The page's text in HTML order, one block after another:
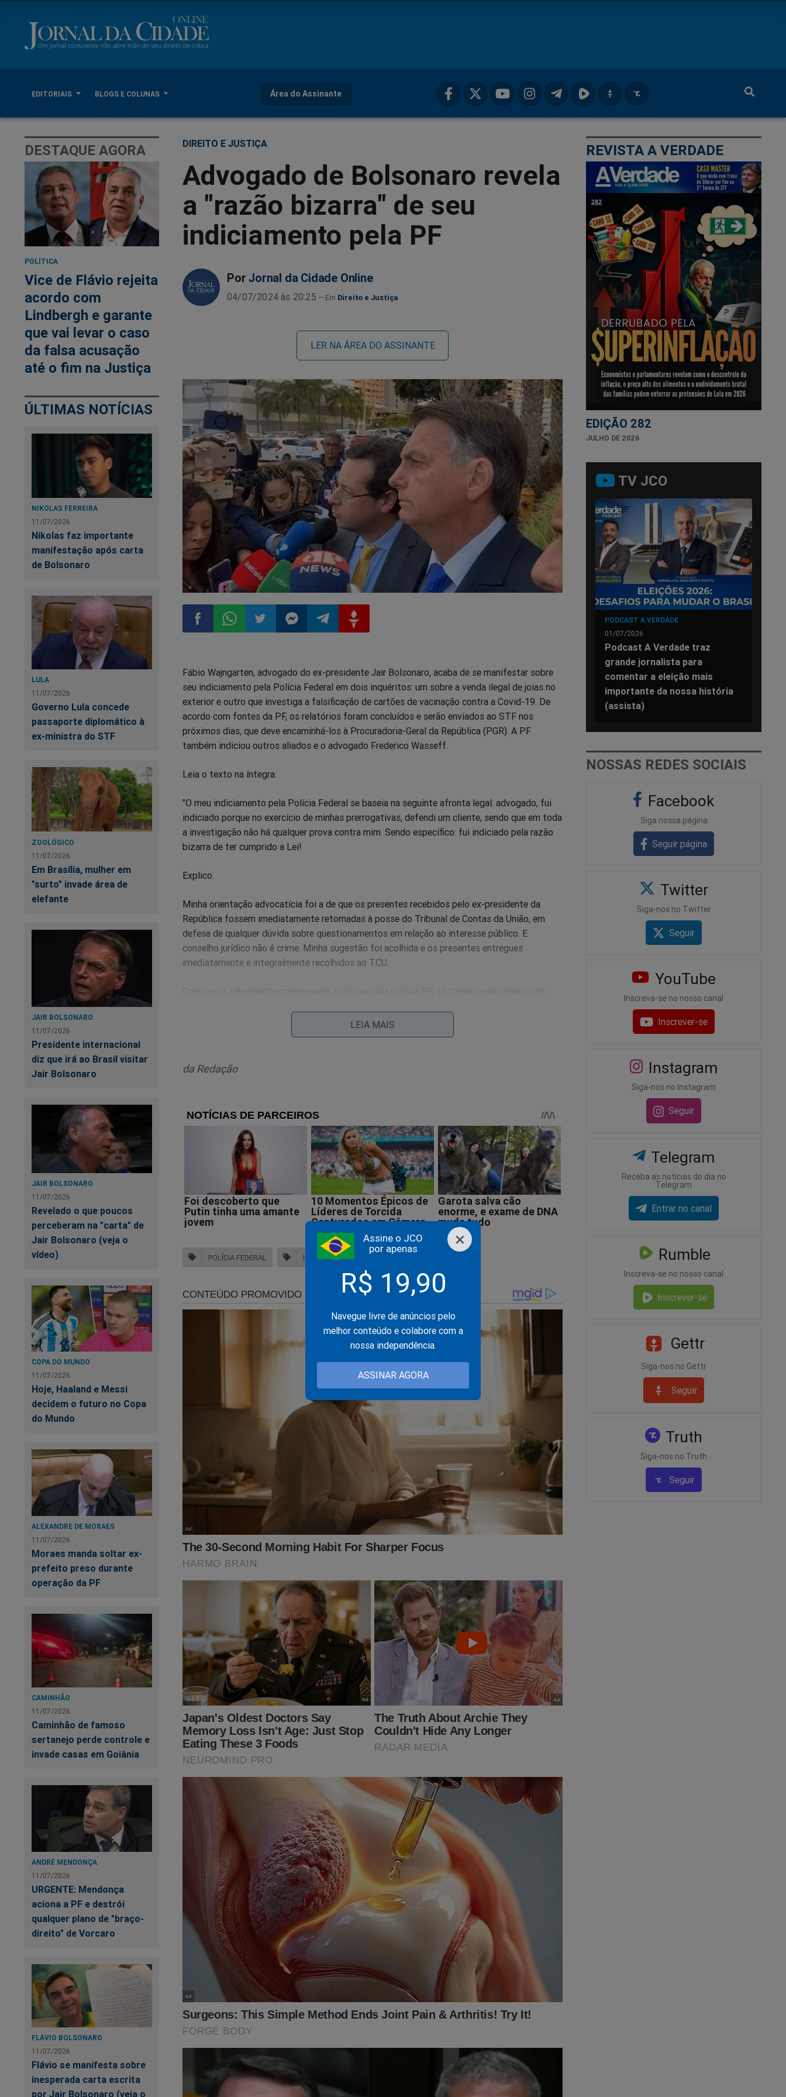
EDITORIAIS BLOGS E COLUNAS Área do Assinante
×
Assine o JCO
por apenas
R$ 19,90
Navegue livre de anúncios pelo
melhor conteúdo e colabore com a
nossa independência.
ASSINAR AGORA
DESTAQUE AGORA
POLÍTICA
Vice de Flávio rejeita
acordo com
Lindbergh e garante
que vai levar o caso
da falsa acusação
até o fim na Justiça
ÚLTIMAS NOTÍCIAS
NIKOLAS FERREIRA
11/07/2026
Nikolas faz importante
manifestação após carta
de Bolsonaro
LULA
11/07/2026
Governo Lula concede
passaporte diplomático à
ex-ministra do STF
ZOOLÓGICO
11/07/2026
Em Brasília, mulher em
"surto" invade área de
elefante
JAIR BOLSONARO
11/07/2026
Presidente internacional
diz que irá ao Brasil visitar
Jair Bolsonaro
JAIR BOLSONARO
11/07/2026
Revelado o que poucos
perceberam na "carta" de
Jair Bolsonaro (veja o
vídeo)
COPA DO MUNDO
11/07/2026
Hoje, Haaland e Messi
decidem o futuro no Copa
do Mundo
ALEXANDRE DE MORAES
11/07/2026
Moraes manda soltar ex-
prefeito preso durante
operação da PF
CAMINHÃO
11/07/2026
Caminhão de famoso
sertanejo perde controle e
invade casas em Goiânia
ANDRÉ MENDONÇA
11/07/2026
URGENTE: Mendonça
aciona a PF e destrói
qualquer plano de "braço-
direito" de Vorcaro
FLÁVIO BOLSONARO
11/07/2026
Flávio se manifesta sobre
inesperada carta escrita
por Jair Bolsonaro (veja o
DIREITO E JUSTIÇA
Advogado de Bolsonaro revela
a "razão bizarra" de seu
indiciamento pela PF
Por Jornal da Cidade Online
04/07/2024 às 20:25 Direito e Justiça
LER NA ÁREA DO ASSINANTE
no
Facebook
no
Whatsapp
no
Twitter
no
Messenger
no
Telegram
no
Gettr
Fábio Wajngarten, advogado do ex-presidente Jair Bolsonaro, acaba de se manifestar sobre
seu indiciamento pela Polícia Federal em dois inquéritos: um sobre a venda ilegal de joias no
exterior e outro que investiga a falsificação de cartões de vacinação contra a Covid-19. De
acordo com fontes da PF, os relatórios foram concluídos e serão enviados ao STF nos
próximos dias, que deve encaminhá-los à Procuradoria-Geral da República (PGR). A PF
também indiciou outros aliados e o advogado Frederico Wasseff.
Leia o texto na íntegra:
"O meu indiciamento pela Polícia Federal se baseia na seguinte afronta legal: advogado, fui
indiciado porque no exercício de minhas prerrogativas, defendi um cliente, sendo que em toda
a investigação não há qualquer prova contra mim. Sendo específico: fui indiciado pela razão
bizarra de ter cumprido a Lei!
Explico.
Minha orientação advocatícia foi a de que os presentes recebidos pelo ex-presidente da
República fossem imediatamente retornadas à posse do Tribunal de Contas da União, em
defesa de qualquer dúvida sobre questionamentos em relação ao interesse público. E
conselho jurídico não é crime. Minha sugestão foi acolhida e os presentes entregues
imediatamente e integralmente recolhidos ao TCU.
Fui indiciado, como está provado, por cumprir a Lei!
Continuarei com meu trabalho advocatício e recorrerei à OAB para garantir meu direito
constitucional de trabalhar sem intimidações e sem sofrer lawfare de natureza política.
Também recorrerei a todas as instâncias da Justiça para conter o abuso de poder e essa
atitude arbitrária de um integrante da PF, que não pode ser confundido com a corporação
como um todo.
Portanto, a iniciativa da Polícia Federal de pedir meu indiciamento no caso dos presentes
recebidos pelo ex-presidente é arbitrária, injusta e persecutória. É uma violência inominável e
um atentado ao meu direito de trabalhar.
Vazamentos anteriores da própria PF demonstraram cabalmente que eu jamais participei de
qualquer negociação em torno da compra e venda dos presentes, que aliás só soube deles
pela imprensa. Repito que apenas dei uma orientação jurídica para a devolução deles ao TCU,
o que foi feito.
Como assessor de imprensa e advogado do ex-presidente da República busquei informações
com alguns auxiliares e ex-auxiliares dele sem jamais – repito, sem jamais – participar de
Tentar me incriminar é absurdo e revela a fragilidade das acusações sistematicamente feitas
A PF sabe que não fiz nada a respeito do que ela apura, mas mesmo assim quer me punir
porque faço a defesa permanente e intransigente do ex-presidente Bolsonaro.
Se a intenção é a de me intimidar, não conseguirão.
Ver o triunfo do Estado Policial por aqueles que se disseram vítimas dele, usado contra
adversários políticos, certamente é um capítulo tenebroso de nossa Democracia e será
devidamente corrigido, ao tempo e a hora, por nossas instituições."
A perseguição do sistema a Bolsonaro continua implacável e foi documentada no livro
Fantasma do Alvorada - A Volta à Cena do Crime"
um
O livro, que na verdade é um "documento", já se transformou em um arquivo histórico, devido
ao seu corajoso conteúdo. São descritas todas as manobras do "sistema" para trazer o ex-
presidiário Lula de volta ao poder, os acontecimentos que desencadearam na perseguição
contra Bolsonaro e todas as 'tramoias' da esquerda. Eleição, prisões, mídia, censura,
perseguição, manipulação e muito mais... Está tudo documentado. Obviamente, esse livro
está na "mira" da censura e não se sabe até quando estará a disposição do povo brasileiro...
Não perca tempo. Caso tenha interesse, clique no link abaixo para adquirir essa obra:
https://www.conteudoconservador.com.br/products/o-fantasma-do-alvorada-a-volta-a-
cena-do-crime
O próprio Bolsonaro já conhece o livro:
LEIA MAIS
da Redação
POLÍCIA FEDERAL INDICIAMENTO
REVISTA A VERDADE
EDIÇÃO 282
JULHO DE 2026
TV JCO
PODCAST A VERDADE
01/07/2026
Podcast A Verdade traz
grande jornalista para
comentar a eleição mais
importante da nossa história
(assista)
NOSSAS REDES SOCIAIS
Facebook
Siga nossa página
Seguir página
Twitter
Siga-nos no Twitter
Seguir
YouTube
Inscreva-se no nosso canal
Inscrever-se
Instagram
Siga-nos no Instagram
Seguir
Telegram
Receba as notícias do dia no
Telegram
Entrar no canal
Rumble
Inscreva-se no nosso canal
Inscrever-se
Gettr
Siga-nos no Gettr
Seguir
Truth
Siga-nos no Truth
Seguir